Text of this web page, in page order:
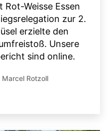
Weisse Essen
zur 2.
erzielte den
Unsere
sind online.
Marcel Rotzoll